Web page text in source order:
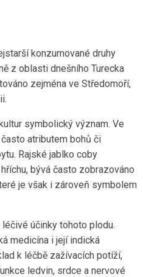
konzumované druhy
z oblasti dnešního Turecka
zejména ve Středomoří,
symbolický význam. Ve
atributem bohů či
Rajské jablko coby
bývá často zobrazováno
je však i zároveň symbolem
účinky tohoto plodu.
medicína i její indická
k léčbě zažívacích potíží,
ledvin, srdce a nervové